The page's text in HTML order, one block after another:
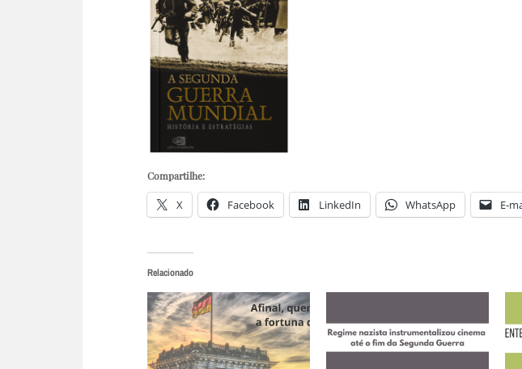
Compartilhe:
X Facebook LinkedIn WhatsApp E-
Relacionado